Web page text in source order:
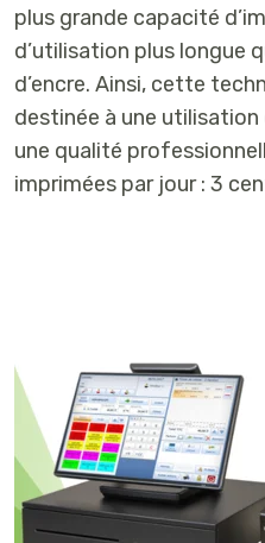
plus grande capacité
d’utilisation plus longue
d’encre. Ainsi, cette
destinée à une
une qualité
imprimées par jour : 3